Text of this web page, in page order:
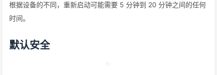
根据设备的不同，重新启动可能需要 5 分钟到 20 分钟之间的任何
时间。
默认安全